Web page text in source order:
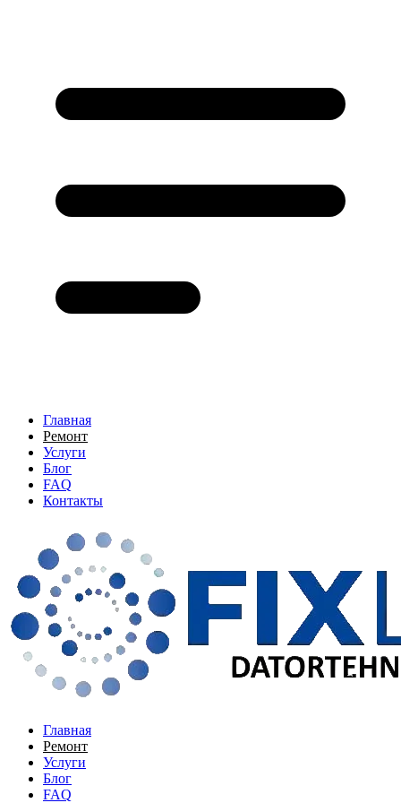
Главная
Ремонт
Услуги
Блог
FAQ
Контакты
Главная
Ремонт
Услуги
Блог
FAQ